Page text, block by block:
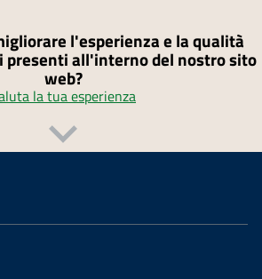
l'esperienza e la qualità
presenti all'interno del nostro sito
web?
la tua esperienza